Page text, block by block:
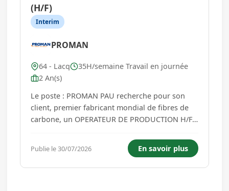
(H/F)
Interim
PROMAN
64 - Lacq
35H/semaine Travail en journée
2 An(s)
Le poste : PROMAN PAU recherche pour son
client, premier fabricant mondial de fibres de
carbone, un OPERATEUR DE PRODUCTION H/F
missions : Votre mission principale est de
réaliser la manutention en fin de ligne du PAN
et surveiller le procédé de fab...
Publie le 30/07/2026 En savoir plus